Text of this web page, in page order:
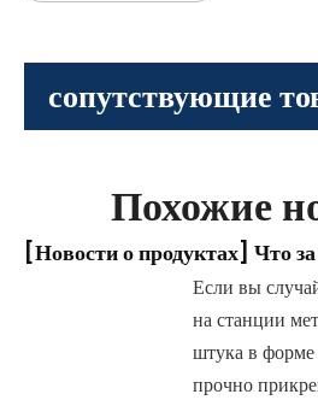
сопутствующие
Похожие
[Новости о продуктах] Что за устройство в
Если вы
на станции
штука в
прочно